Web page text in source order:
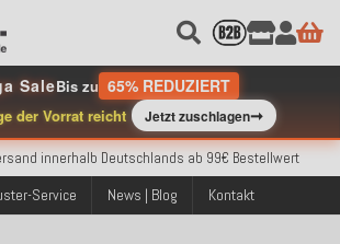
SaleBis zu 65% REDUZIERT
der Vorrat reicht Jetzt zuschlagen➞
innerhalb Deutschlands ab 99€ Bestellwert
erfolgreich versendete Bestellungen
mit Klarna, PayPal & Amazon Pay
innerhalb Deutschlands ab 99€ Bestellwert
erfolgreich versendete Bestellungen
mit Klarna, PayPal & Amazon Pay
innerhalb Deutschlands ab 99€ Bestellwert
Service News | Blog Kontakt